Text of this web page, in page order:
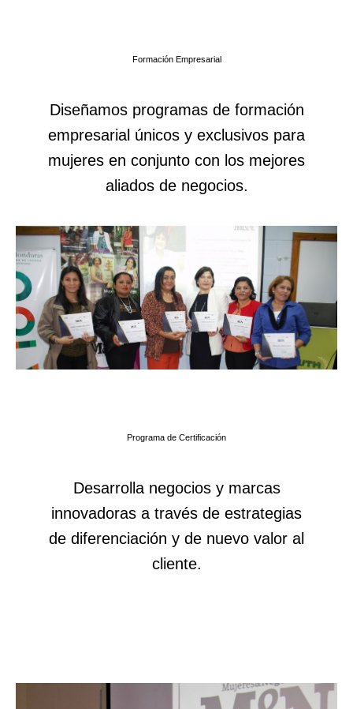
Formación Empresarial
Diseñamos programas de formación
empresarial únicos y exclusivos para
mujeres en conjunto con los mejores
aliados de negocios.
Programa de Certificación
Desarrolla negocios y marcas
innovadoras a través de estrategias
de diferenciación y de nuevo valor al
cliente.